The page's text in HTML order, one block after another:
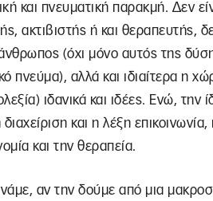
και πνευματική παρακμή. Δεν
ακτιβιστής ή και θεραπευτής,
(όχι μόνο αυτός της
πνεύμα), αλλά και ιδιαίτερα η
ιδανικά και ιδέες. Ενώ, την
διαχείριση και η λέξη
και την θεραπεία.
αν την δούμε από μια